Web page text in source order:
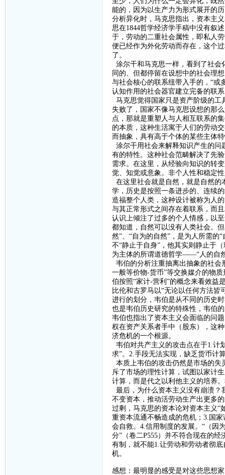
能的，因为以生产力为形式展开的
分析异化时，马克思指出，资本主
思在1844哲学经济学手稿中没有叙
于，劳动的二重社会属性，即私人
便已经作为外化劳动而存在，这个
了。
涂尔干和马克思一样，看到了社会
同的、但都停留在设想中的社会理
与社会核心的联系纽带入手的，“或
认知作用的社会器官建立完备的联
马克思觉得国家只是资产阶级的工
失败了，国家不像马克思设想的那
点，那就是重塑人与人相互联系的
的本质，这种生活寓于人们的劳动
而抽象，具有高于个体的某些主体
涂尔干用社会来解释知识产生的问
有的特性。这种社会范畴解决了先
需求。在这里，从经验向知识的转
觉、知觉或意象。非个人性和稳定
在这里社会就是自然，就是自然的
学，历史是按照一条进步的、连续
造福整个人类，这种设计被称为人的
与其正常形式之间存在着联系，而
认识上倾注了过多的个人情感，以
都知道，自然可以没有人类社会。
然”、“自为的自然”，是为人所需的
不“静止于自身”，他其实则静止于
为主体的所谓道德哲学——“人的自
韦伯的分析注重抽离出抽象的社会
一般等价物-货币”等交换媒介的物
伯按照“家计-营利”的概念来看效益
比伦和古罗马以“无论以任何方法
进行的划分，韦伯是从不同的历史
也是韦伯历史研究的特殊性，韦伯
韦伯也指出了资本主义会面临的问
权在资产关系者手中（股东），这种
济危机的一个根源。
韦伯对共产主义的攻击点在于1. 计
求”。 2. 手段无法实现，缺乏货币计
本质上韦伯的攻击仍然是市场的失
斥了市场的理性计算，试图以家计
计算，而是代之以利他主义的培养
最后， 为什么资本主义没有崩溃？
不变资本，推动活劳动生产出更多
过剩，马克思的资本论对资本主义“
重资本流通不畅造成的危机； 3. 国家
会自救。 4. 信用制度的发展。 “（因
分”（卷二P555）并不符合现在的经
有制，就不能1. 让劳动和劳动者彻底
机。
感想：最明显的感受是对这些思想